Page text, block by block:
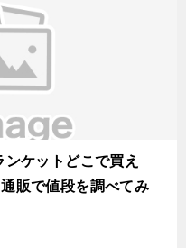
ケットどこで買え
販で値段を調べてみ